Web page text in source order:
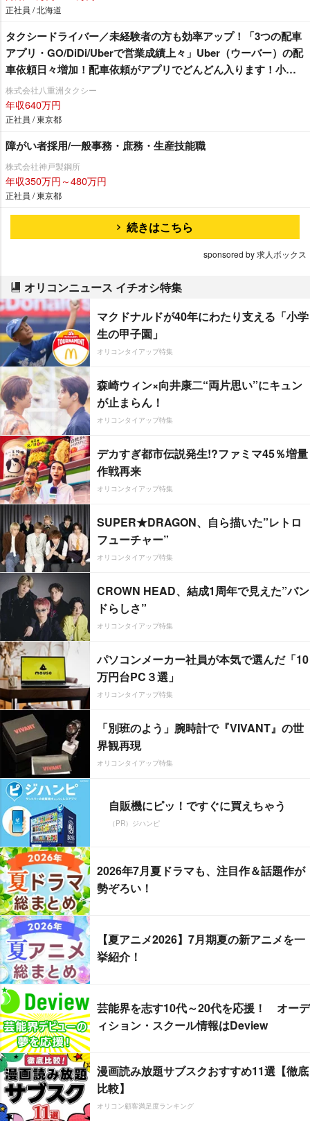
正社員 / 北海道
タクシードライバー／未経験者の方も効率アップ！「3つの配車
アプリ・GO/DiDi/Uberで営業成績上々」Uber（ウーバー）の配
車依頼日々増加！配車依頼がアプリでどんどん入ります！小田
急線・東急田園都市沿線にお住まいの方必見☆ 未経験者の方
も安心「3ヶ月30万円給料保証」乗務員さん最優先の職場環境！
嬉しい待遇も盛りだくさん♪「 経験者対象で入社20万円支
給！」シフトの相談も親身に対応！自分のペースで働くことが
できますよ♪
株式会社八重洲タクシー
年収640万円
正社員 / 東京都
障がい者採用/一般事務・庶務・生産技能職
株式会社神戸製鋼所
年収350万円～480万円
正社員 / 東京都
続きはこちら
sponsored by 求人ボックス
オリコンニュース イチオシ特集
マクドナルドが40年にわたり支える「小学
生の甲子園」
オリコンタイアップ特集
森崎ウィン×向井康二“両片思い”にキュン
が止まらん！
オリコンタイアップ特集
デカすぎ都市伝説発生!?ファミマ45％増量
作戦再来
オリコンタイアップ特集
SUPER★DRAGON、自ら描いた”レトロ
フューチャー”
オリコンタイアップ特集
CROWN HEAD、結成1周年で見えた”バン
ドらしさ”
オリコンタイアップ特集
パソコンメーカー社員が本気で選んだ「10
万円台PC３選」
オリコンタイアップ特集
「別班のよう」腕時計で『VIVANT』の世
界観再現
オリコンタイアップ特集
自販機にピッ！ですぐに買えちゃう
（PR）ジハンピ
2026年7月夏ドラマも、注目作＆話題作が
勢ぞろい！
【夏アニメ2026】7月期夏の新アニメを一
挙紹介！
芸能界を志す10代～20代を応援！ オーデ
ィション・スクール情報はDeview
漫画読み放題サブスクおすすめ11選【徹底
比較】
オリコン顧客満足度ランキング